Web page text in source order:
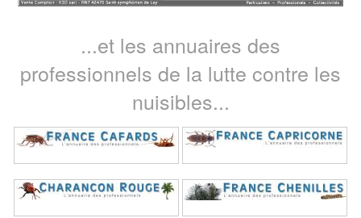
...et les annuaires des
professionnels de la lutte contre les
nuisibles...